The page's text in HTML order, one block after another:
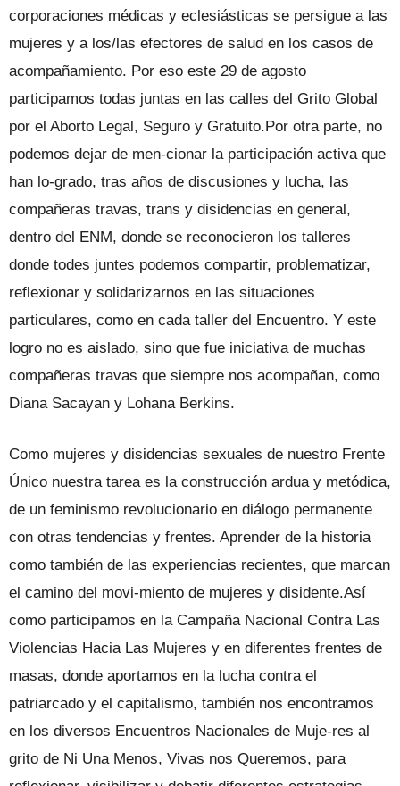
corporaciones médicas y eclesiásticas se persigue a las
mujeres y a los/las efectores de salud en los casos de
acompañamiento. Por eso este 29 de agosto
participamos todas juntas en las calles del Grito Global
por el Aborto Legal, Seguro y Gratuito.Por otra parte, no
podemos dejar de men-cionar la participación activa que
han lo-grado, tras años de discusiones y lucha, las
compañeras travas, trans y disidencias en general,
dentro del ENM, donde se reconocieron los talleres
donde todes juntes podemos compartir, problematizar,
reflexionar y solidarizarnos en las situaciones
particulares, como en cada taller del Encuentro. Y este
logro no es aislado, sino que fue iniciativa de muchas
compañeras travas que siempre nos acompañan, como
Diana Sacayan y Lohana Berkins.
Como mujeres y disidencias sexuales de nuestro Frente
Único nuestra tarea es la construcción ardua y metódica,
de un feminismo revolucionario en diálogo permanente
con otras tendencias y frentes. Aprender de la historia
como también de las experiencias recientes, que marcan
el camino del movi-miento de mujeres y disidente.Así
como participamos en la Campaña Nacional Contra Las
Violencias Hacia Las Mujeres y en diferentes frentes de
masas, donde aportamos en la lucha contra el
patriarcado y el capitalismo, también nos encontramos
en los diversos Encuentros Nacionales de Muje-res al
grito de Ni Una Menos, Vivas nos Queremos, para